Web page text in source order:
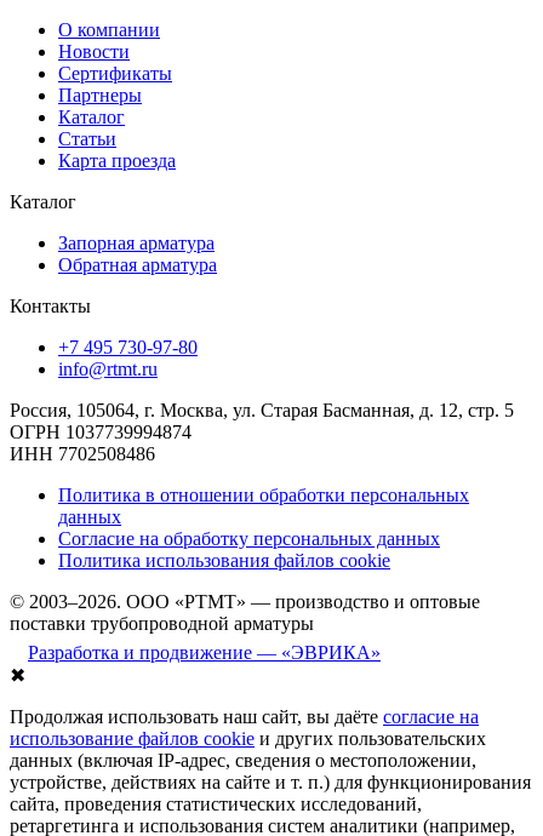
О компании
Новости
Сертификаты
Партнеры
Каталог
Статьи
Карта проезда
Каталог
Запорная арматура
Обратная арматура
Контакты
+7 495 730-97-80
info@rtmt.ru
Россия, 105064, г. Москва, ул. Старая Басманная, д. 12, стр. 5
ОГРН 1037739994874
ИНН 7702508486
Политика в отношении обработки персональных
данных
Согласие на обработку персональных данных
Политика использования файлов cookie
© 2003–2026. ООО «РТМТ» — производство и оптовые
поставки трубопроводной арматуры
Разработка и продвижение — «ЭВРИКА»
✖
Продолжая использовать наш сайт, вы даёте согласие на
использование файлов cookie и других пользовательских
данных (включая IP-адрес, сведения о местоположении,
устройстве, действиях на сайте и т. п.) для функционирования
сайта, проведения статистических исследований,
ретаргетинга и использования систем аналитики (например,